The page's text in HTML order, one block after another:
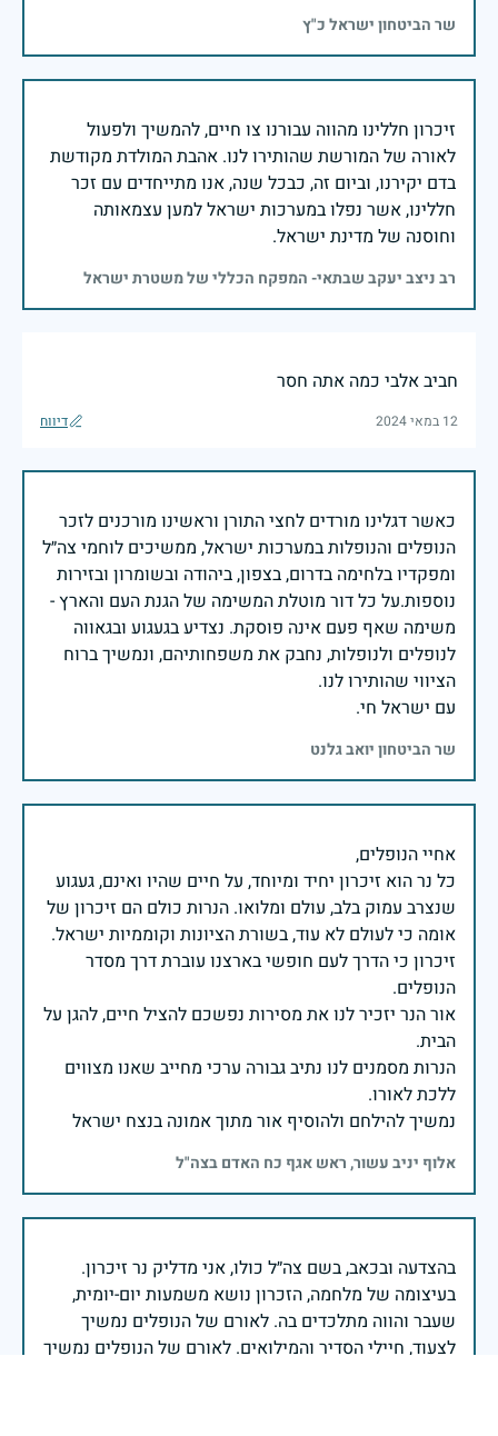
שר הביטחון ישראל כ"ץ
זיכרון חללינו מהווה עבורנו צו חיים, להמשיך ולפעול
לאורה של המורשת שהותירו לנו. אהבת המולדת מקודשת
בדם יקירנו, וביום זה, כבכל שנה, אנו מתייחדים עם זכר
חללינו, אשר נפלו במערכות ישראל למען עצמאותה
וחוסנה של מדינת ישראל.
רב ניצב יעקב שבתאי- המפקח הכללי של משטרת ישראל
חביב אלבי כמה אתה חסר
12 במאי 2024 דיווח
כאשר דגלינו מורדים לחצי התורן וראשינו מורכנים לזכר
הנופלים והנופלות במערכות ישראל, ממשיכים לוחמי צה״ל
ומפקדיו בלחימה בדרום, בצפון, ביהודה ובשומרון ובזירות
נוספות.על כל דור מוטלת המשימה של הגנת העם והארץ -
משימה שאף פעם אינה פוסקת. נצדיע בגעגוע ובגאווה
לנופלים ולנופלות, נחבק את משפחותיהם, ונמשיך ברוח
עם ישראל חי.
שר הביטחון יואב גלנט
כל נר הוא זיכרון יחיד ומיוחד, על חיים שהיו ואינם, געגוע
שנצרב עמוק בלב, עולם ומלואו. הנרות כולם הם זיכרון של
זיכרון כי הדרך לעם חופשי בארצנו עוברת דרך מסדר
אור הנר יזכיר לנו את מסירות נפשכם להציל חיים, להגן על
הנרות מסמנים לנו נתיב גבורה ערכי מחייב שאנו מצווים
נמשיך להילחם ולהוסיף אור מתוך אמונה בנצח ישראל
אלוף יניב עשור, ראש אגף כח האדם בצה"ל
בעיצומה של מלחמה, הזכרון נושא משמעות יום-יומית,
שעבר והווה מתלכדים בה. לאורם של הנופלים נמשיך
לצעוד, חיילי הסדיר והמילואים. לאורם של הנופלים נמשיך